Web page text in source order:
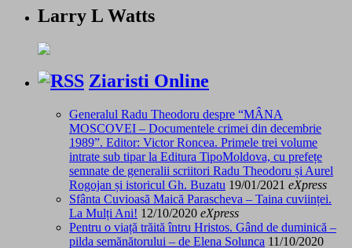
Larry L Watts
Ziaristi Online
Generalul Radu Theodoru despre “MÂNA
MOSCOVEI – Documentele crimei din decembrie
1989”. Editor: Victor Roncea. Primele trei volume
intrate sub tipar la Editura TipoMoldova, cu prefețe
semnate de generalii scriitori Radu Theodoru și Aurel
Rogojan și istoricul Gh. Buzatu 19/01/2021 eXpress
Sfânta Cuvioasă Maică Parascheva – Taina cuviinței.
La Mulți Ani! 12/10/2020 eXpress
Pentru o viață trăită întru Hristos. Gând de duminică –
pilda semănătorului – de Elena Solunca 11/10/2020